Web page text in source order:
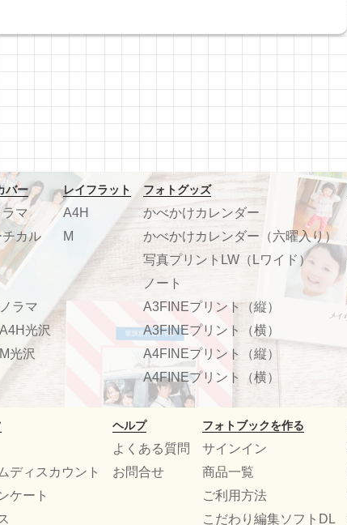
バー
マ
カル
ラマ
光沢
光沢
レイフラット
A4H
M
フォトグッズ
かべかけカレンダー
かべかけカレンダー（六曜入り）
写真プリントLW（Lワイド）
ノート
A3FINEプリント（縦）
A3FINEプリント（横）
A4FINEプリント（縦）
A4FINEプリント（横）
ディスカウント
ケート
ヘルプ
よくある質問
お問合せ
フォトブックを作る
サインイン
商品一覧
ご利用方法
こだわり編集ソフトDL